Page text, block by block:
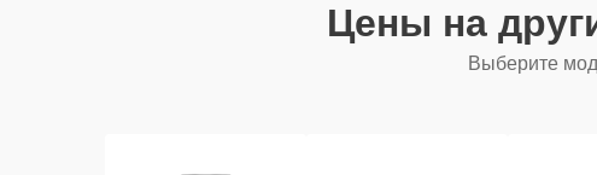
Цены на
Выберите